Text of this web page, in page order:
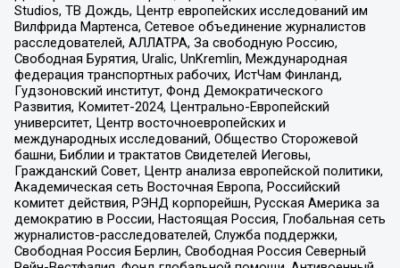
Studios, ТВ Дождь, Центр европейских исследований им
Вилфрида Мартенса, Сетевое объединение журналистов
расследователей, АЛЛАТРА, За свободную Россию,
Свободная Бурятия, Uralic, UnKremlin, Международная
федерация транспортных рабочих, ИстЧам Финланд,
Гудзоновский институт, Фонд Демократического
Развития, Комитет-2024, Центрально-Европейский
университет, Центр восточноевропейских и
международных исследований, Общество Сторожевой
башни, Библии и трактатов Свидетелей Иеговы,
Гражданский Совет, Центр анализа европейской политики,
Академическая сеть Восточная Европа, Российский
комитет действия, РЭНД корпорейшн, Русская Америка за
демократию в России, Настоящая Россия, Глобальная сеть
журналистов-расследователей, Служба поддержки,
Свободная Россия Берлин, Свободная Россия Северный